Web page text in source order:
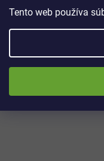
Tento web používa